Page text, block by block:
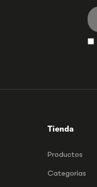
Tienda
Productos
Categorías